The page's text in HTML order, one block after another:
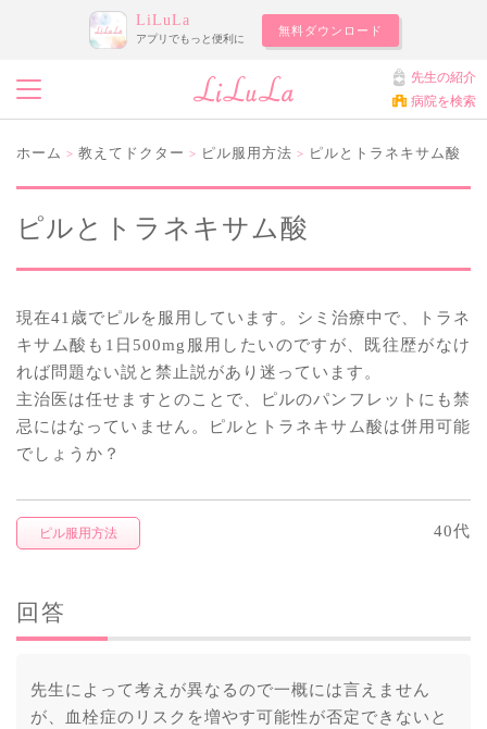
LiLuLa
アプリでもっと便利に
無料ダウンロード
先生の紹介
病院を検索
ホーム > 教えてドクター > ピル服用方法 > ピルとトラネキサム酸
ピルとトラネキサム酸
現在41歳でピルを服用しています。シミ治療中で、トラネ
キサム酸も1日500mg服用したいのですが、既往歴がなけ
れば問題ない説と禁止説があり迷っています。
主治医は任せますとのことで、ピルのパンフレットにも禁
忌にはなっていません。ピルとトラネキサム酸は併用可能
でしょうか？
ピル服用方法 40代
回答
先生によって考えが異なるので一概には言えません
が、血栓症のリスクを増やす可能性が否定できないと